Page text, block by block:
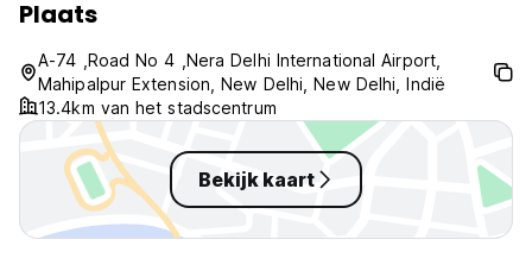
Plaats
A-74 ,Road No 4 ,Nera Delhi International Airport,
Mahipalpur Extension, New Delhi, New Delhi, Indië
13.4km van het stadscentrum
Bekijk kaart